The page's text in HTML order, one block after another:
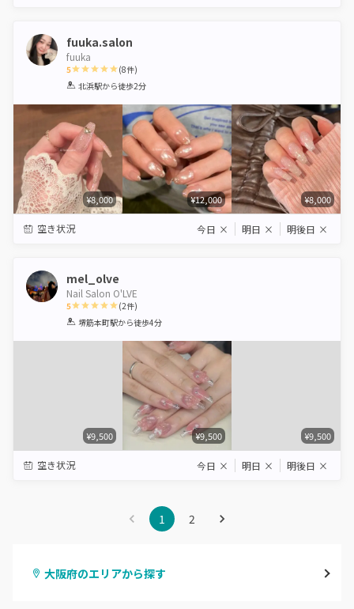
fuuka.salon
fuuka
5
1 2 3 4 5
(8件)
北浜駅から徒歩2分
¥8,000 ¥12,000 ¥8,000
空き状況 今日 × 明日 × 明後日 ×
mel_olve
Nail Salon O'LVE
5
1 2 3 4 5
(2件)
堺筋本町駅から徒歩4分
¥9,500 ¥9,500 ¥9,500
空き状況 今日 × 明日 × 明後日 ×
1 2
大阪府のエリアから探す